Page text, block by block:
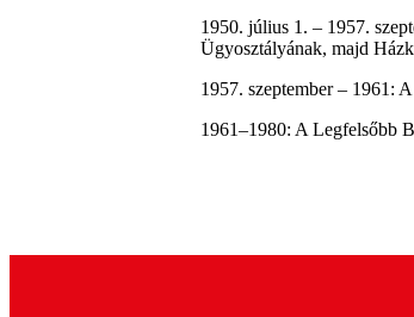
1950. július 1. – 1957.
Ügyosztályának, majd
1957. szeptember – 1961:
1961–1980: A Legfelsőbb